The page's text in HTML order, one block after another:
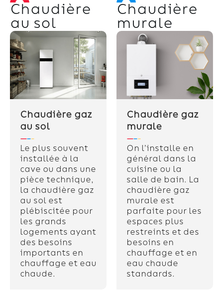
Chaudière
au sol
Chaudière gaz
au sol
Le plus souvent
installée à la
cave ou dans une
pièce technique,
la chaudière gaz
au sol est
plébiscitée pour
les grands
logements ayant
des besoins
importants en
chauffage et eau
chaude.
Chaudière
murale
Chaudière gaz
murale
On l’installe en
général dans la
cuisine ou la
salle de bain. La
chaudière gaz
murale est
parfaite pour les
espaces plus
restreints et des
besoins en
chauffage et en
eau chaude
standards.